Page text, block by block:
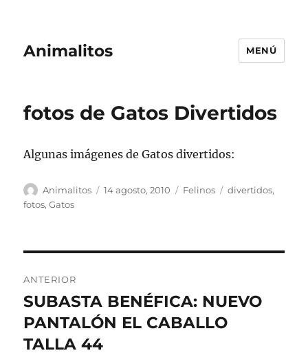
Animalitos MENÚ
fotos de Gatos Divertidos
Algunas imágenes de Gatos divertidos:
Autor
Animalitos
Publicado
14 agosto, 2010 Categorías
Felinos Etiquetas
divertidos,
fotos,Gatos
de
entradas
ANTERIOR
Entrada
anterior:
SUBASTA BENÉFICA: NUEVO
PANTALÓN EL CABALLO
TALLA 44